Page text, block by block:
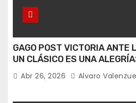
GAGO POST VICTORIA ANTE
UN CLÁSICO ES UNA
Abr 26, 2026 Alvaro